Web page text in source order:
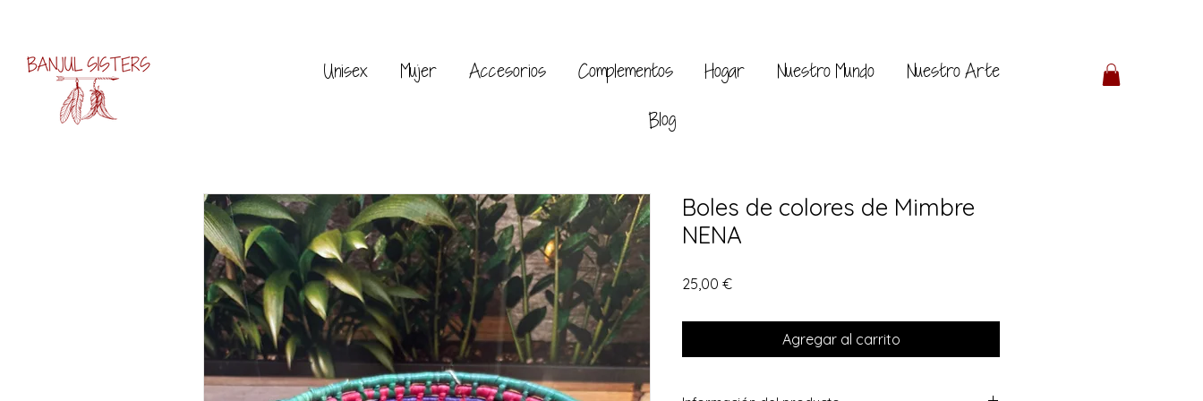
Unisex Mujer Accesorios Complementos Hogar Nuestro Mundo Nuestro Arte
Blog
Boles de colores de Mimbre
NENA
25,00 €Precio
Agregar al carrito